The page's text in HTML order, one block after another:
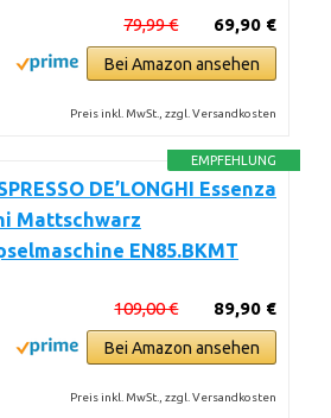
69,90 €
79,99 €
Bei Amazon ansehen
Preis inkl. MwSt., zzgl. Versandkosten
EMPFEHLUNG
DE’LONGHI Essenza
Mattschwarz
EN85.BKMT
89,90 €
109,00 €
Bei Amazon ansehen
Preis inkl. MwSt., zzgl. Versandkosten